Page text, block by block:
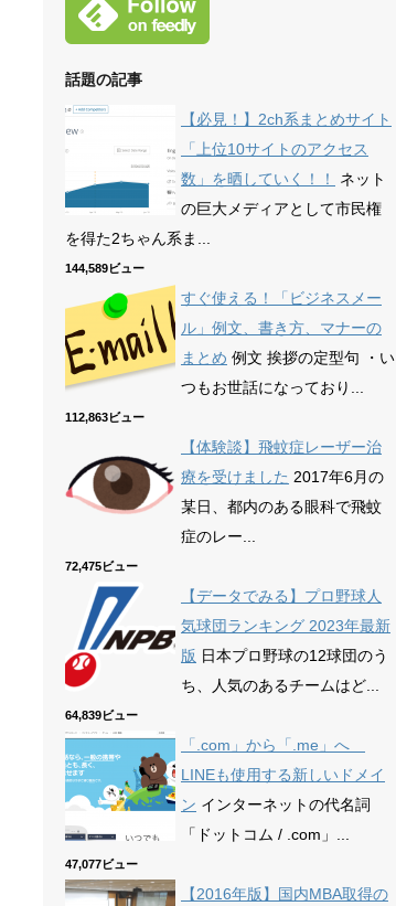
話題の記事
【必見！】2ch系まとめサイト
「上位10サイトのアクセス
数」を晒していく！！
ネット
の巨大メディアとして市民権
を得た2ちゃん系ま...
144,589ビュー
すぐ使える！「ビジネスメー
ル」例文、書き方、マナーの
まとめ 例文 挨拶の定型句 ・い
つもお世話になっており...
112,863ビュー
【体験談】飛蚊症レーザー治
療を受けました 2017年6月の
某日、都内のある眼科で飛蚊
症のレー...
72,475ビュー
【データでみる】プロ野球人
気球団ランキング 2023年最新
版 日本プロ野球の12球団のう
ち、人気のあるチームはど...
64,839ビュー
「.com」から「.me」へ
LINEも使用する新しいドメイ
ン インターネットの代名詞
「ドットコム / .com」...
47,077ビュー
【2016年版】国内MBA取得の